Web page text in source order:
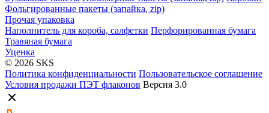
Фольгированные пакеты (запайка, zip)
Прочая упаковка
Наполнитель для короба, салфетки Перфорированная бумага
Травяная бумага
Уценка
© 2026 SKS
Политика конфиденциальности Пользовательское соглашение
Условия продажи ПЭТ флаконов Версия 3.0